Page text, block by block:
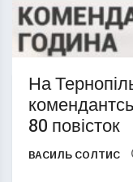
На
80 повісток
ВАСИЛЬ СОЛТИС